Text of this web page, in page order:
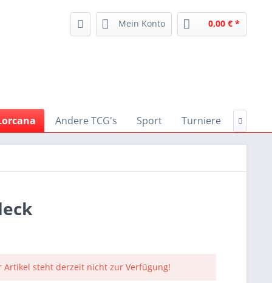
Mein Konto 0,00 € *
Andere TCG's Sport Turniere 
Artikel steht derzeit nicht zur Verfügung!